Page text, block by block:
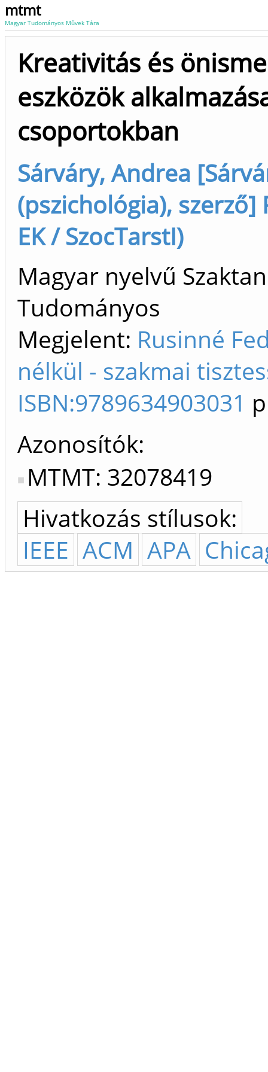
mtmt
Magyar Tudományos Művek Tára
Kreativitás és
eszközök
csoportokban
Sárváry, Andrea
(pszichológia), szerző]
EK / SzocTarstI)
Magyar nyelvű
Tudományos
Megjelent: Rusinné
nélkül - szakmai
ISBN:9789634903031
Azonosítók
MTMT: 32078419
Hivatkozás stílusok:
IEEE ACM APA